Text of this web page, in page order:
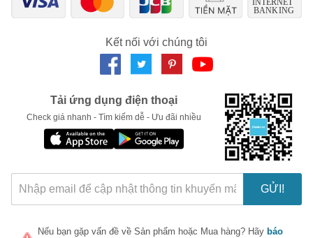
Kết nối với chúng tôi
Tải ứng dụng điện thoại
Check giá nhanh - Tìm kiếm dễ - Ưu đãi nhiều
GỬI!
Nếu bạn gặp vấn đề về Sản phẩm hoặc Mua hàng? Hãy báo